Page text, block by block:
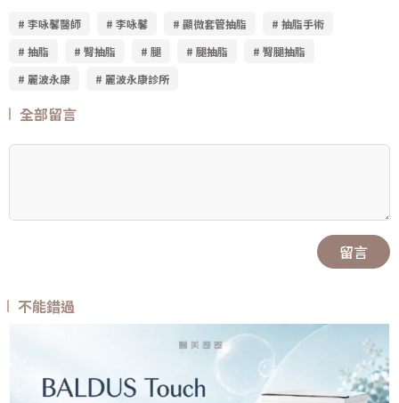
# 李咏馨醫師 # 李咏馨 # 顯微套管抽脂
# 抽脂手術
# 抽脂
# 臀抽脂 # 腿 # 腿抽脂
# 臀腿抽脂
# 麗波永康
# 麗波永康診所
全部留言
留言
不能錯過